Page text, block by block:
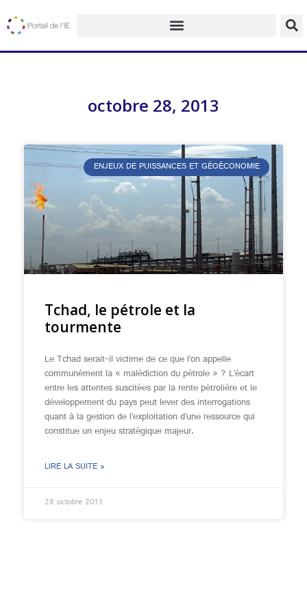
octobre 28, 2013
ENJEUX DE PUISSANCES ET GÉOÉCONOMIE
Tchad, le pétrole et la
tourmente
Le Tchad serait-il victime de ce que l’on appelle
communément la « malédiction du pétrole » ? L’écart
entre les attentes suscitées par la rente pétrolière et le
développement du pays peut lever des interrogations
quant à la gestion de l’exploitation d’une ressource qui
constitue un enjeu stratégique majeur.
LIRE LA SUITE »
28 octobre 2013